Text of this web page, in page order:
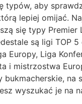
typów, aby
lepiej omijać.
się typy Premier
są ligi TOP 5
Europy, Liga
i mistrzostwa
bukmacherskie, na
wyszukać je na